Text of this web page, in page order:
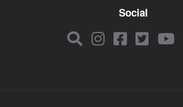
Social